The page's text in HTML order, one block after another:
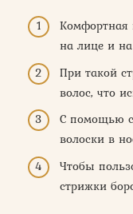
Комфортная
на лице и на
При такой
волос, что
С помощью
волоски в
Чтобы
стрижки